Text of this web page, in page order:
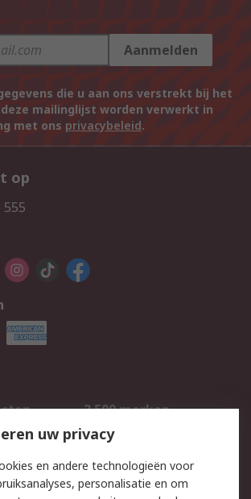
Aanmelden
die u aan ons verstrekt bij het
mailinglijst worden verwerkt in
met ons privacybeleid.
op
555
2.500 merken
Inkoopoplossingen
uw privacy
en andere technologieën voor
personalisatie en om